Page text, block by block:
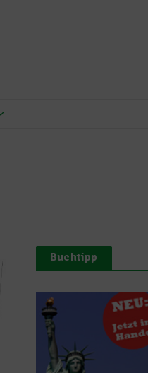
Buchtipp